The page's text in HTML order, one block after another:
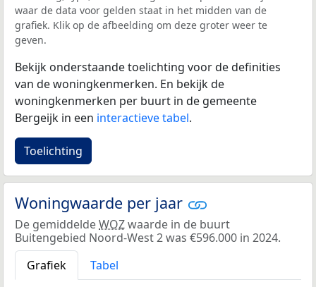
waar de data voor gelden staat in het midden van de
grafiek. Klik op de afbeelding om deze groter weer te
geven.
Bekijk onderstaande toelichting voor de definities
van de woningkenmerken. En bekijk de
woningkenmerken per buurt in de gemeente
Bergeijk in een interactieve tabel.
Toelichting
Woningwaarde per jaar
De gemiddeldeWOZwaarde in de buurt
Buitengebied Noord-West 2 was €596.000 in 2024.
Grafiek
Tabel